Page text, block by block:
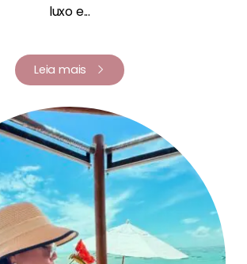
luxo e...
Leia mais
Renata Fernandes